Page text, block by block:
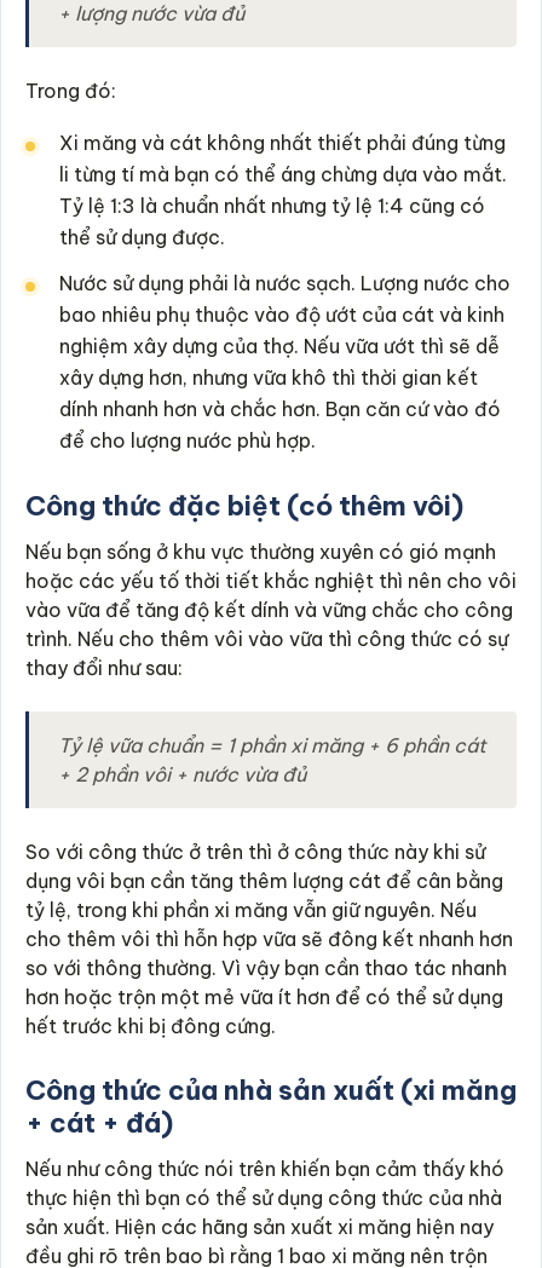
+ lượng nước vừa đủ
Trong đó:
Xi măng và cát không nhất thiết phải đúng từng
li từng tí mà bạn có thể áng chừng dựa vào mắt.
Tỷ lệ 1:3 là chuẩn nhất nhưng tỷ lệ 1:4 cũng có
thể sử dụng được.
Nước sử dụng phải là nước sạch. Lượng nước cho
bao nhiêu phụ thuộc vào độ ướt của cát và kinh
nghiệm xây dựng của thợ. Nếu vữa ướt thì sẽ dễ
xây dựng hơn, nhưng vữa khô thì thời gian kết
dính nhanh hơn và chắc hơn. Bạn căn cứ vào đó
để cho lượng nước phù hợp.
Công thức đặc biệt (có thêm vôi)
Nếu bạn sống ở khu vực thường xuyên có gió mạnh
hoặc các yếu tố thời tiết khắc nghiệt thì nên cho vôi
vào vữa để tăng độ kết dính và vững chắc cho công
trình. Nếu cho thêm vôi vào vữa thì công thức có sự
thay đổi như sau:
Tỷ lệ vữa chuẩn = 1 phần xi măng + 6 phần cát
+ 2 phần vôi + nước vừa đủ
So với công thức ở trên thì ở công thức này khi sử
dụng vôi bạn cần tăng thêm lượng cát để cân bằng
tỷ lệ, trong khi phần xi măng vẫn giữ nguyên. Nếu
cho thêm vôi thì hỗn hợp vữa sẽ đông kết nhanh hơn
so với thông thường. Vì vậy bạn cần thao tác nhanh
hơn hoặc trộn một mẻ vữa ít hơn để có thể sử dụng
hết trước khi bị đông cứng.
Công thức của nhà sản xuất (xi măng
+ cát + đá)
Nếu như công thức nói trên khiến bạn cảm thấy khó
thực hiện thì bạn có thể sử dụng công thức của nhà
sản xuất. Hiện các hãng sản xuất xi măng hiện nay
đều ghi rõ trên bao bì rằng 1 bao xi măng nên trộn